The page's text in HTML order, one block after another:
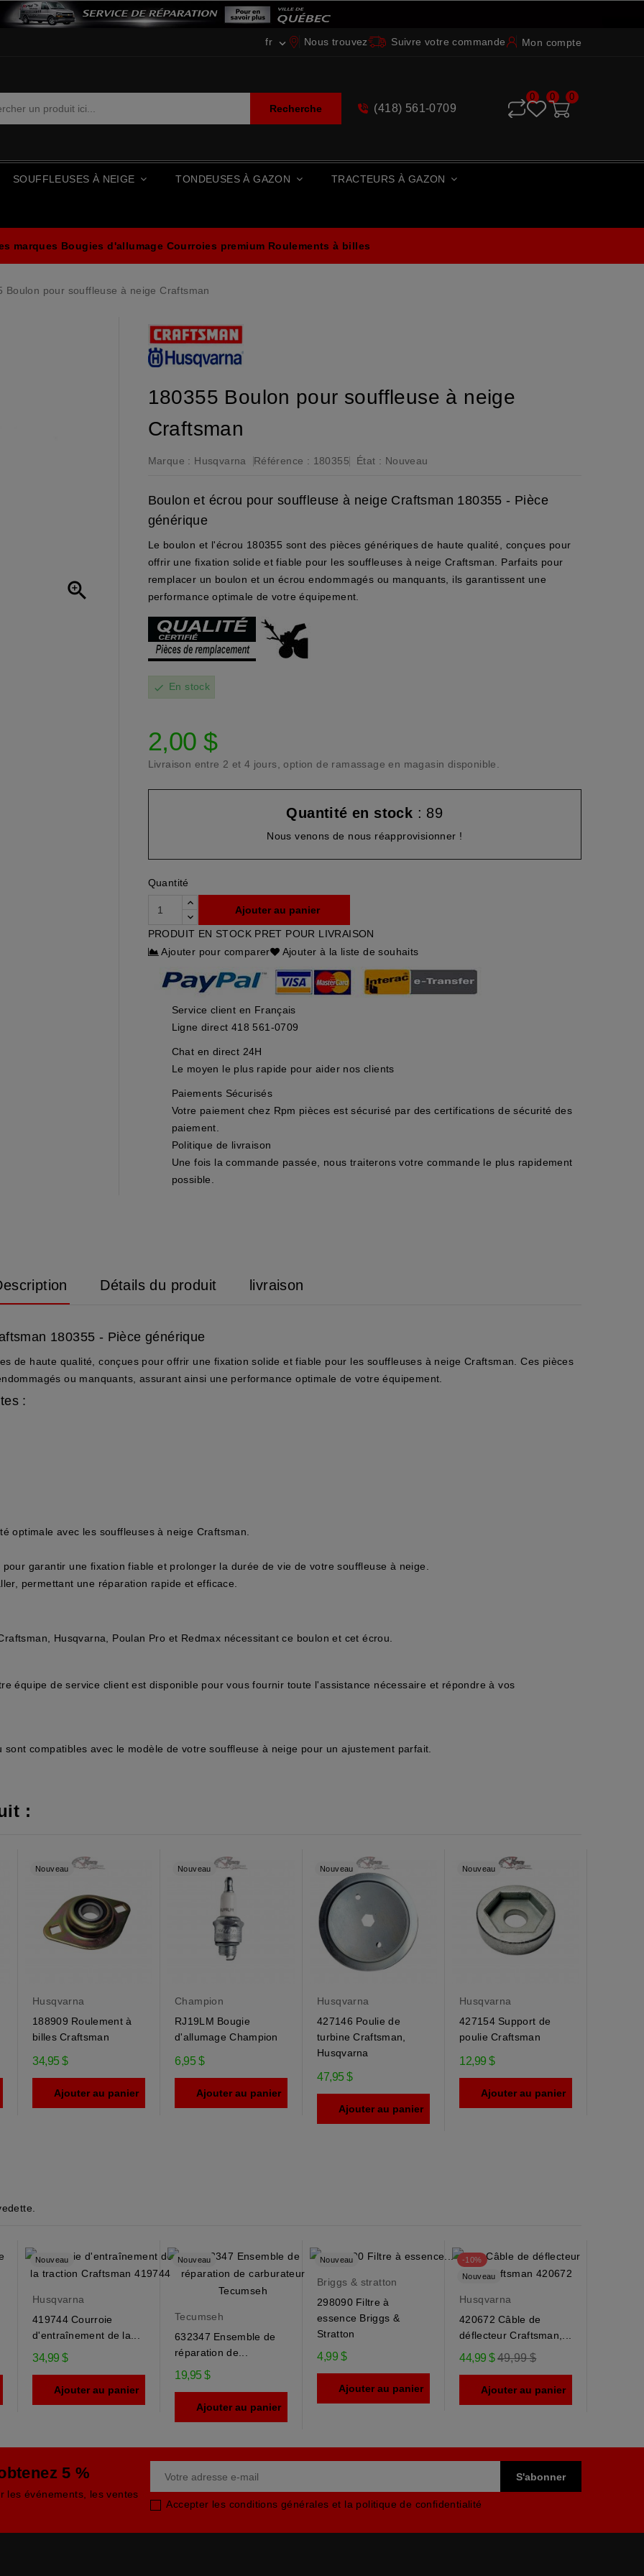
fr  Nous trouvez Suivre votre commande Mon compte
Recherche (418) 561-0709
0 0 0
SOUFFLEUSES À NEIGE TONDEUSES À GAZON TRACTEURS À GAZON
marques Bougies d'allumage Courroies premium Roulements à billes
Boulon pour souffleuse à neige Craftsman

180355 Boulon pour souffleuse à neige
Craftsman
Marque : Husqvarna Référence : 180355 État : Nouveau
Boulon et écrou pour souffleuse à neige Craftsman 180355 - Pièce
générique
Le boulon et l'écrou 180355 sont des pièces génériques de haute qualité, conçues pour
offrir une fixation solide et fiable pour les souffleuses à neige Craftsman. Parfaits pour
remplacer un boulon et un écrou endommagés ou manquants, ils garantissent une
performance optimale de votre équipement.
check En stock
2,00 $
Livraison entre 2 et 4 jours, option de ramassage en magasin disponible.
Quantité en stock : 89
Nous venons de nous réapprovisionner !
Quantité
Ajouter au panier
PRODUIT EN STOCK PRET POUR LIVRAISON
Ajouter pour comparer
Ajouter à la liste de souhaits
Service client en Français
Ligne direct 418 561-0709
Chat en direct 24H
Le moyen le plus rapide pour aider nos clients
Paiements Sécurisés
Votre paiement chez Rpm pièces est sécurisé par des certifications de sécurité des
paiement.
Politique de livraison
Une fois la commande passée, nous traiterons votre commande le plus rapidement
possible.
Détails du produit livraison
180355 - Pièce générique
de haute qualité, conçues pour offrir une fixation solide et fiable pour les souffleuses à neige Craftsman. Ces pièces
ou manquants, assurant ainsi une performance optimale de votre équipement.
:
optimale avec les souffleuses à neige Craftsman.
garantir une fixation fiable et prolonger la durée de vie de votre souffleuse à neige.
permettant une réparation rapide et efficace.
Husqvarna Poulan Pro et Redmax nécessitant ce boulon et cet écrou.
équipe de service client est disponible pour vous fournir toute l'assistance nécessaire et répondre à vos
compatibles avec le modèle de votre souffleuse à neige pour un ajustement parfait.
:
Nouveau
Husqvarna
188909 Roulement à
billes Craftsman
34,95 $
Ajouter au panier
Nouveau
Champion
RJ19LM Bougie
d'allumage Champion
6,95 $
Ajouter au panier
Nouveau
Husqvarna
427146 Poulie de
turbine Craftsman,
Husqvarna
47,95 $
Ajouter au panier
Nouveau
Husqvarna
427154 Support de
poulie Craftsman
12,99 $
Ajouter au panier
Nouveau
Husqvarna
419744 Courroie
d'entraînement de la...
34,99 $
Ajouter au panier
Nouveau
Tecumseh
632347 Ensemble de
réparation de...
19,95 $
Ajouter au panier
Nouveau
Briggs & stratton
298090 Filtre à
essence Briggs &
Stratton
4,99 $
Ajouter au panier
-10%
Nouveau
Husqvarna
420672 Câble de
déflecteur Craftsman,...
44,99 $ Prix
régulier
49,99 $
Ajouter au panier
5 %
les événements, les ventes
Accepter les conditions générales et la politique de confidentialité